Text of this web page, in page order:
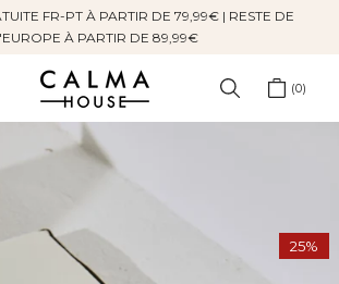
FR-PT À PARTIR DE 79,99€ | RESTE DE
À PARTIR DE 89,99€
0
25%